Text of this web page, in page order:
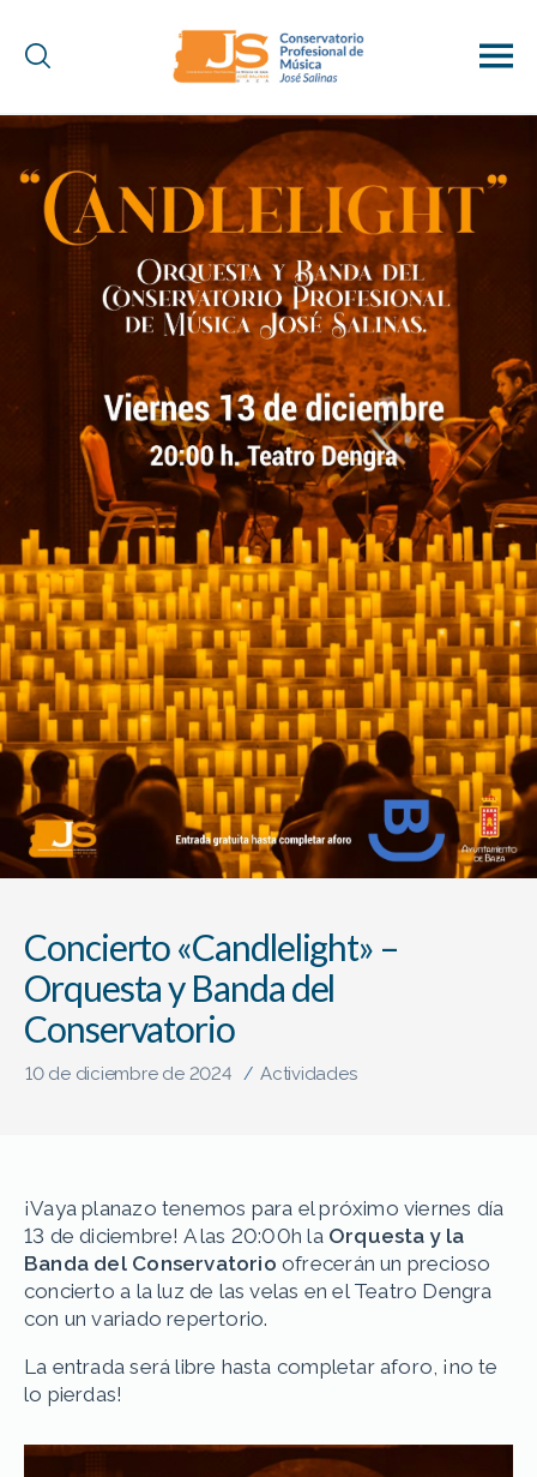
Profesional
de
Música
"José
Salinas"
(Baza)
Concierto «Candlelight» –
Orquesta y Banda del
Conservatorio
10 de diciembre de 2024 / Actividades
¡Vaya planazo tenemos para el próximo viernes día
13 de diciembre! A las 20:00h laOrquesta y la
Banda del Conservatorio ofrecerán un precioso
concierto a la luz de las velas en el Teatro Dengra
con un variado repertorio.
La entrada será libre hasta completar aforo, ¡no te
lo pierdas!